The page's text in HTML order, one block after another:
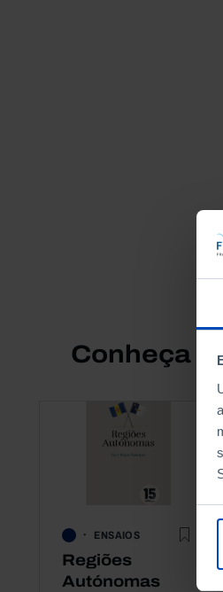
Conheça
ENSAIOS
Regiões
Autónomas